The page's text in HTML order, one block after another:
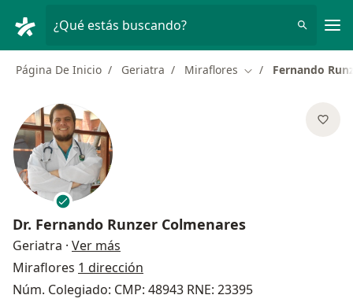
¿Qué estás buscando?
Página De Inicio Geriatra Miraflores Cambiar de ciudad
Fernando
Dr. Fernando Runzer Colmenares
Geriatra · Ver más
Miraflores 1 dirección
Núm. Colegiado: CMP: 48943 RNE: 23395